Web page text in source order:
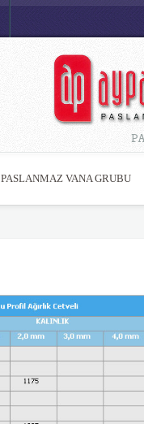
PASLANMAZ VANA GRUBU